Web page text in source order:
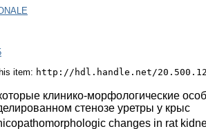
item: http://hdl.handle.net/
клинико-морфологические
стенозе уретры у крыс
changes in rat